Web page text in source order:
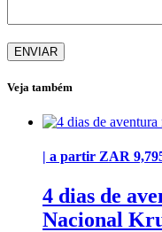
Veja também
| a partir ZAR
4 dias de
Nacional